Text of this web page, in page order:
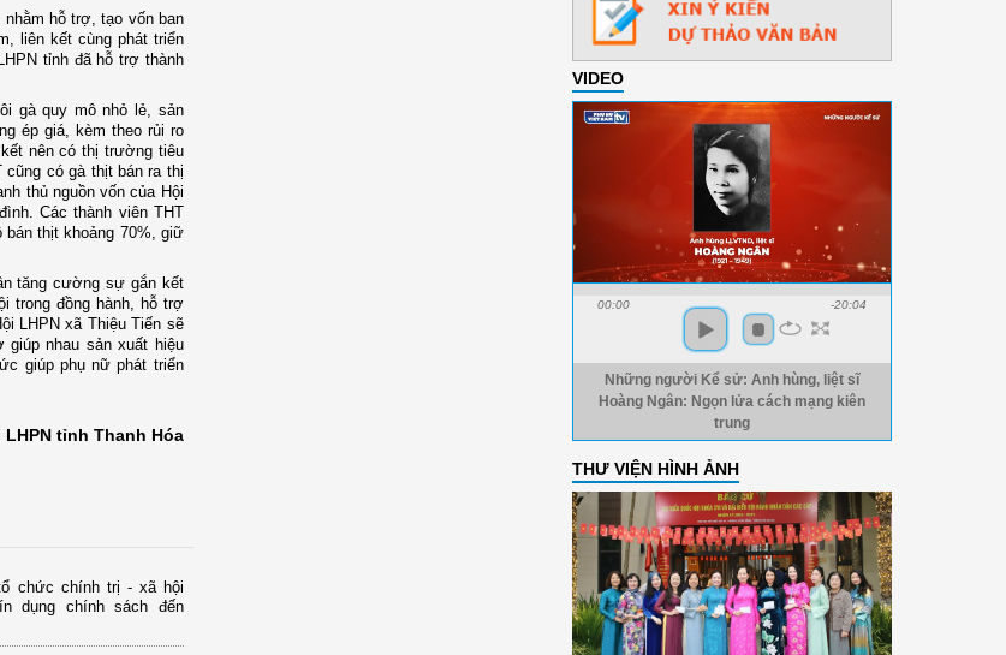
hỗ trợ, tạo vốn ban
liên kết cùng phát triển
tỉnh đã hỗ trợ thành
gà quy mô nhỏ lẻ, sản
ép giá, kèm theo rủi ro
nên có thị trường tiêu
cũng có gà thịt bán ra thị
thủ nguồn vốn của Hội
Các thành viên THT
thịt khoảng 70%, giữ
tăng cường sự gắn kết
trong đồng hành, hỗ trợ
LHPN xã Thiệu Tiến sẽ
nhau sản xuất hiệu
giúp phụ nữ phát triển
tỉnh Thanh Hóa
chức chính trị - xã hội
dụng chính sách đến
VIDEO
00:00 -20:04
Những người Kể sử: Anh hùng, liệt sĩ
Hoàng Ngân: Ngọn lửa cách mạng kiên
trung
THƯ VIỆN HÌNH ẢNH